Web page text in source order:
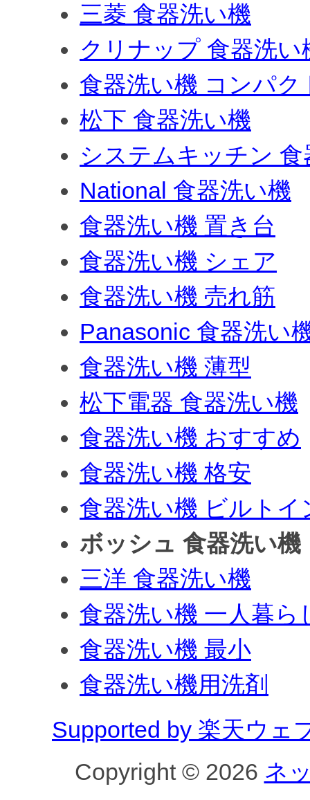
三菱 食器洗い機
クリナップ 食器洗い
食器洗い機 コンパク
松下 食器洗い機
システムキッチン 食
National 食器洗い機
食器洗い機 置き台
食器洗い機 シェア
食器洗い機 売れ筋
Panasonic 食器洗い
食器洗い機 薄型
松下電器 食器洗い機
食器洗い機 おすすめ
食器洗い機 格安
食器洗い機 ビルトイ
ボッシュ 食器洗い機
三洋 食器洗い機
食器洗い機 一人暮ら
食器洗い機 最小
食器洗い機用洗剤
Supported by 楽天ウェ
Copyright © 2026 ネ